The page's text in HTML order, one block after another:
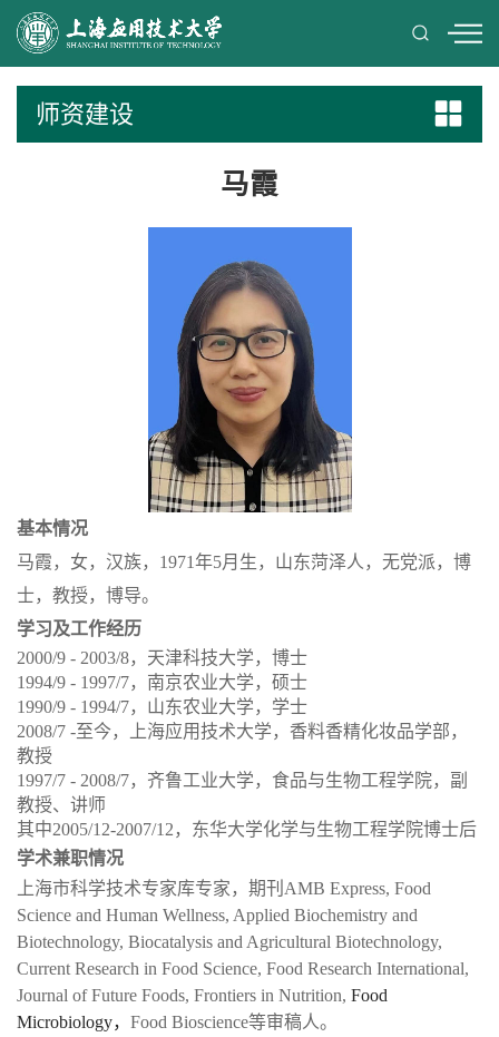
师资建设
马霞
基本情况
马霞，女，汉族，1971年5月生，山东菏泽人，无党派，博
士，教授，博导。
学习及工作经历
2000/9 - 2003/8，天津科技大学，博士
1994/9 - 1997/7，南京农业大学，硕士
1990/9 - 1994/7，山东农业大学，学士
2008/7 -至今，上海应用技术大学，香料香精化妆品学部，
教授
1997/7 - 2008/7，齐鲁工业大学，食品与生物工程学院，副
教授、讲师
其中2005/12-2007/12，东华大学化学与生物工程学院博士后
学术兼职情况
上海市科学技术专家库专家，期刊 AMB Express, Food
Science and Human Wellness, Applied Biochemistry and
Biotechnology, Biocatalysis and Agricultural Biotechnology,
Current Research in Food Science, Food Research International,
Journal of Future Foods, Frontiers in Nutrition, Food
Microbiology， Food Bioscience等审稿人。